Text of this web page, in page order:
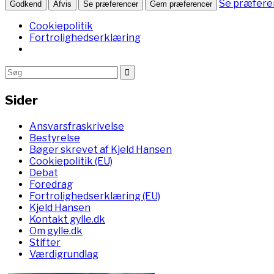
Godkend Afvis Se præferencer Gem præferencer
Se
Cookiepolitik
Fortrolighedserklæring
Sider
Ansvarsfraskrivelse
Bestyrelse
Bøger skrevet af Kjeld Hansen
Cookiepolitik (EU)
Debat
Foredrag
Fortrolighedserklæring (EU)
Kjeld Hansen
Kontakt gylle.dk
Om gylle.dk
Stifter
Værdigrundlag